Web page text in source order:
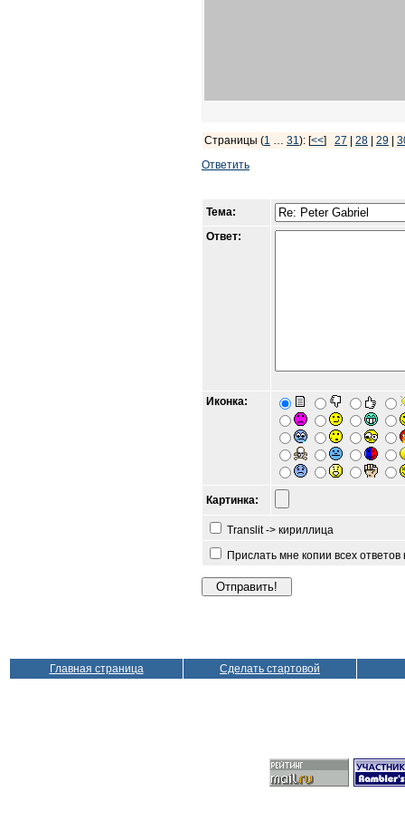
Страницы (1 … 31): [<<] 27 28 29
Ответить
Тема:
Ответ:
Иконка:
Картинка:
Translit -> кириллица
Прислать мне копии всех
Главная страница Сделать стартовой